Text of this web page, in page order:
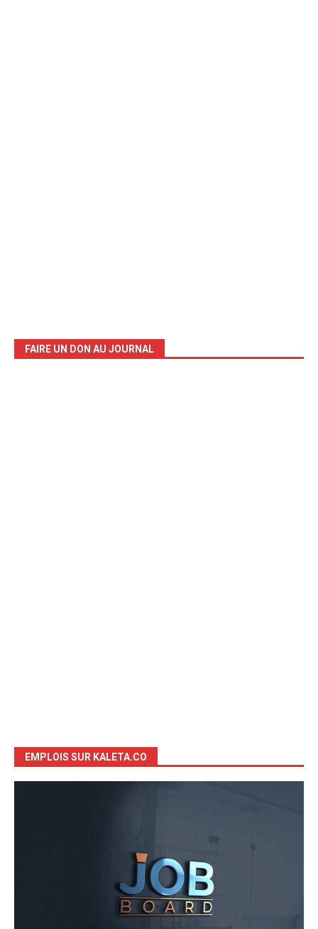
FAIRE UN DON AU JOURNAL
EMPLOIS SUR KALETA.CO